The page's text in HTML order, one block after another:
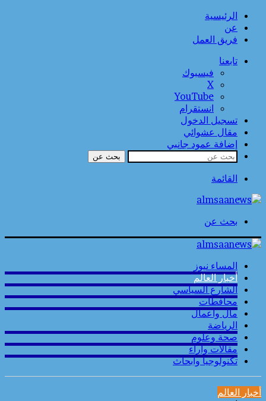
الرئيسية
عن
فريق العمل
تابعنا
فيسبوك
‫X
‫YouTube
انستقرام
تسجيل الدخول
مقال عشوائي
إضافة عمود جانبي
بحث عن
القائمة
بحث عن
المساء نيوز
أخبار العالم
الشارع السياسي
محافطات
مال واعمال
الرياضة
صحة وعلوم
مقالات وارآء
تكنولوجيا وابحاث
أخبار العالم